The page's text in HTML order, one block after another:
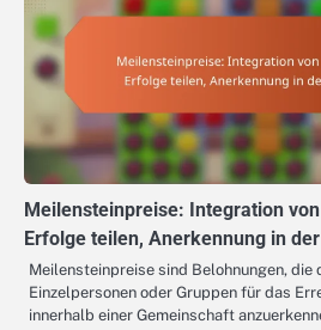
Meilensteinpreise: Integration
Erfolge teilen, Anerkennung in
Meilensteinpreise sind Belohnungen, die
Einzelpersonen oder Gruppen für das
innerhalb einer Gemeinschaft